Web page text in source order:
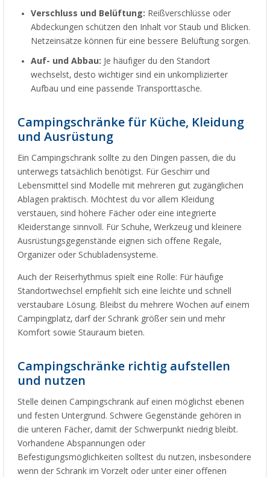
Verschluss und Belüftung: Reißverschlüsse oder
Abdeckungen schützen den Inhalt vor Staub und Blicken.
Netzeinsätze können für eine bessere Belüftung sorgen.
Auf- und Abbau: Je häufiger du den Standort
wechselst, desto wichtiger sind ein unkomplizierter
Aufbau und eine passende Transporttasche.
Campingschränke für Küche, Kleidung
und Ausrüstung
Ein Campingschrank sollte zu den Dingen passen, die du
unterwegs tatsächlich benötigst. Für Geschirr und
Lebensmittel sind Modelle mit mehreren gut zugänglichen
Ablagen praktisch. Möchtest du vor allem Kleidung
verstauen, sind höhere Fächer oder eine integrierte
Kleiderstange sinnvoll. Für Schuhe, Werkzeug und kleinere
Ausrüstungsgegenstände eignen sich offene Regale,
Organizer oder Schubladensysteme.
Auch der Reiserhythmus spielt eine Rolle: Für häufige
Standortwechsel empfiehlt sich eine leichte und schnell
verstaubare Lösung. Bleibst du mehrere Wochen auf einem
Campingplatz, darf der Schrank größer sein und mehr
Komfort sowie Stauraum bieten.
Campingschränke richtig aufstellen
und nutzen
Stelle deinen Campingschrank auf einen möglichst ebenen
und festen Untergrund. Schwere Gegenstände gehören in
die unteren Fächer, damit der Schwerpunkt niedrig bleibt.
Vorhandene Abspannungen oder
Befestigungsmöglichkeiten solltest du nutzen, insbesondere
wenn der Schrank im Vorzelt oder unter einer offenen